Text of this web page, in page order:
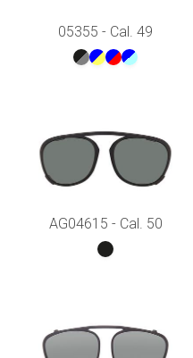
05355 - Cal. 49
AG04615 - Cal. 50